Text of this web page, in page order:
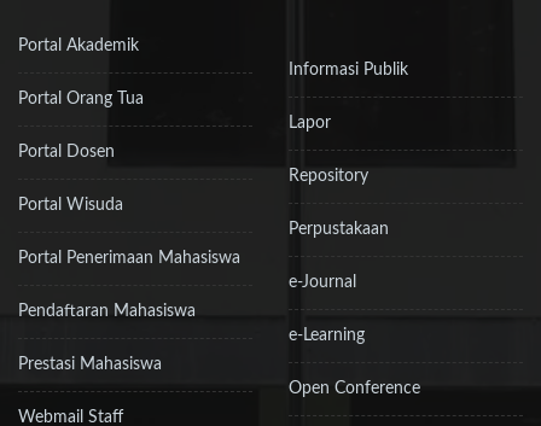
Portal Akademik
Portal Orang Tua
Portal Dosen
Portal Wisuda
Portal Penerimaan Mahasiswa
Pendaftaran Mahasiswa
Prestasi Mahasiswa
Webmail Staff
Informasi Publik
Lapor
Repository
Perpustakaan
e-Journal
e-Learning
Open Conference